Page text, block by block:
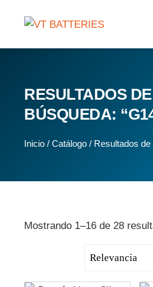
RESULTADOS DE
BÚSQUEDA:
Inicio / Catálogo / Resultados de
Mostrando 1–16 de 28